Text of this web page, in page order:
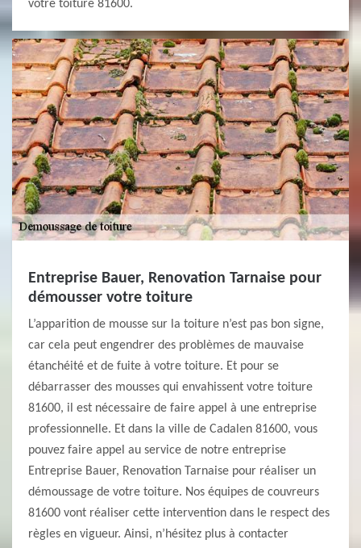
votre toiture 81600.
Entreprise Bauer, Renovation Tarnaise pour
démousser votre toiture
L’apparition de mousse sur la toiture n’est pas bon signe,
car cela peut engendrer des problèmes de mauvaise
étanchéité et de fuite à votre toiture. Et pour se
débarrasser des mousses qui envahissent votre toiture
81600, il est nécessaire de faire appel à une entreprise
professionnelle. Et dans la ville de Cadalen 81600, vous
pouvez faire appel au service de notre entreprise
Entreprise Bauer, Renovation Tarnaise pour réaliser un
démoussage de votre toiture. Nos équipes de couvreurs
81600 vont réaliser cette intervention dans le respect des
règles en vigueur. Ainsi, n’hésitez plus à contacter